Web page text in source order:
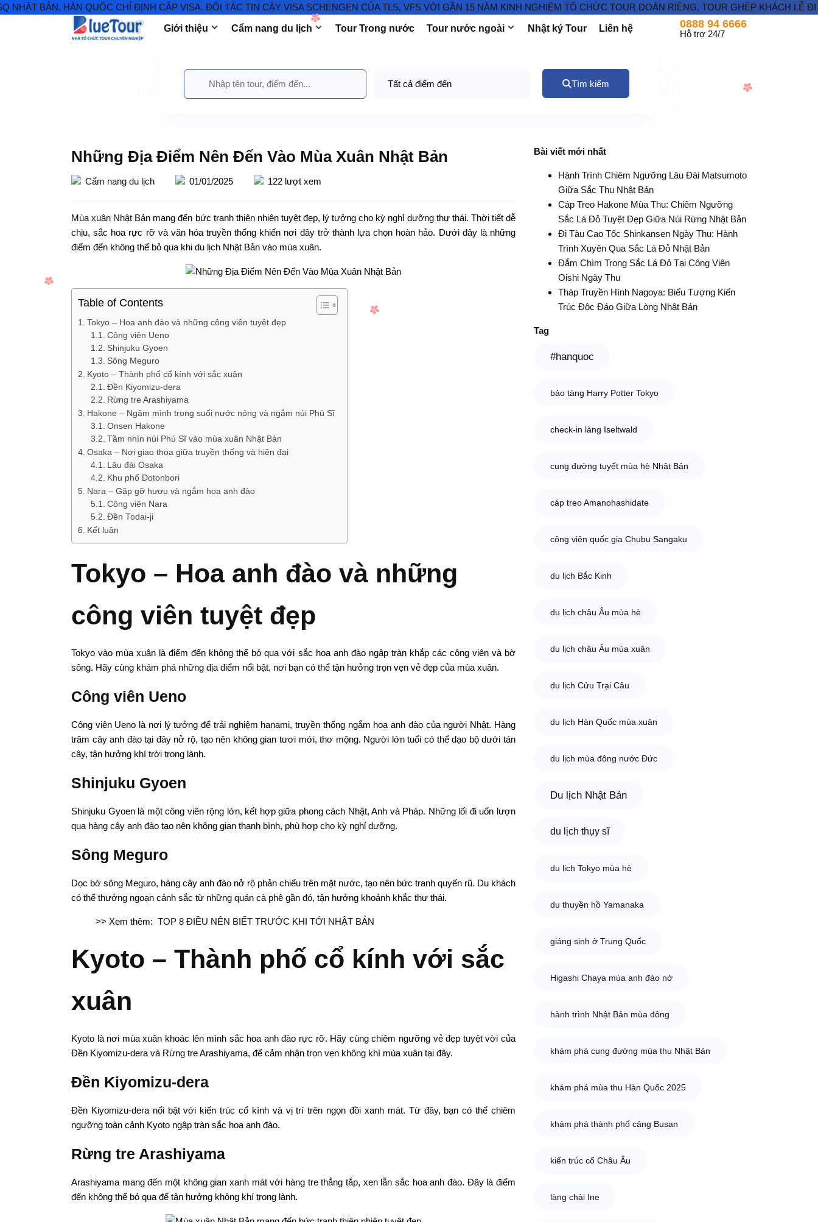
HÀN QUỐC CHỈ ĐỊNH CẤP VISA. ĐỐI TÁC TIN CẬY VISA SCHENGEN CỦA TLS, VFS VỚI GẦN 15 NĂM KINH NGHIỆM TỔ CHỨC TOUR ĐOÀN RIÊNG, TOUR GHÉP KHÁCH LẺ ĐI NHẬT
Giới thiệu Cẩm nang du lịch Tour Trong nước Tour nước ngoài Nhật ký Tour Liên hệ 0888 94 6666
Hỗ trợ 24/7
Tìm kiếm
Những Địa Điểm Nên Đến Vào Mùa Xuân Nhật Bản
Cẩm nang du lịch 01/01/2025 122 lượt xem
Mùa xuân Nhật Bản mang đến bức tranh thiên nhiên tuyệt đẹp, lý tưởng cho kỳ nghỉ dưỡng thư thái. Thời tiết dễ
chịu, sắc hoa rực rỡ và văn hóa truyền thống khiến nơi đây trở thành lựa chọn hoàn hảo. Dưới đây là những
điểm đến không thể bỏ qua khi du lịch Nhật Bản vào mùa xuân.
Table of Contents
Tokyo – Hoa anh đào và những công viên tuyệt đẹp
Công viên Ueno
Shinjuku Gyoen
Sông Meguro
Kyoto – Thành phố cổ kính với sắc xuân
Đền Kiyomizu-dera
Rừng tre Arashiyama
Hakone – Ngâm mình trong suối nước nóng và ngắm núi Phú Sĩ
Onsen Hakone
Tầm nhìn núi Phú Sĩ vào mùa xuân Nhật Bản
Osaka – Nơi giao thoa giữa truyền thống và hiện đại
Lâu đài Osaka
Khu phố Dotonbori
Nara – Gặp gỡ hươu và ngắm hoa anh đào
Công viên Nara
Đền Todai-ji
Kết luận
Tokyo – Hoa anh đào và những
công viên tuyệt đẹp
Tokyo vào mùa xuân là điểm đến không thể bỏ qua với sắc hoa anh đào ngập tràn khắp các công viên và bờ
sông. Hãy cùng khám phá những địa điểm nổi bật, nơi bạn có thể tận hưởng trọn vẹn vẻ đẹp của mùa xuân.
Công viên Ueno
Công viên Ueno là nơi lý tưởng để trải nghiệm hanami, truyền thống ngắm hoa anh đào của người Nhật. Hàng
trăm cây anh đào tại đây nở rộ, tạo nên không gian tươi mới, thơ mộng. Người lớn tuổi có thể dạo bộ dưới tán
cây, tận hưởng khí trời trong lành.
Shinjuku Gyoen
Shinjuku Gyoen là một công viên rộng lớn, kết hợp giữa phong cách Nhật, Anh và Pháp. Những lối đi uốn lượn
qua hàng cây anh đào tạo nên không gian thanh bình, phù hợp cho kỳ nghỉ dưỡng.
Sông Meguro
Dọc bờ sông Meguro, hàng cây anh đào nở rộ phản chiếu trên mặt nước, tạo nên bức tranh quyến rũ. Du khách
có thể thưởng ngoạn cảnh sắc từ những quán cà phê gần đó, tận hưởng khoảnh khắc thư thái.
>> Xem thêm: TOP 8 ĐIỀU NÊN BIẾT TRƯỚC KHI TỚI NHẬT BẢN
Kyoto – Thành phố cổ kính với sắc
xuân
Kyoto là nơi mùa xuân khoác lên mình sắc hoa anh đào rực rỡ. Hãy cùng chiêm ngưỡng vẻ đẹp tuyệt vời của
Đền Kiyomizu-dera và Rừng tre Arashiyama, để cảm nhận trọn vẹn không khí mùa xuân tại đây.
Đền Kiyomizu-dera
Đền Kiyomizu-dera nổi bật với kiến trúc cổ kính và vị trí trên ngọn đồi xanh mát. Từ đây, bạn có thể chiêm
ngưỡng toàn cảnh Kyoto ngập tràn sắc hoa anh đào.
Rừng tre Arashiyama
Arashiyama mang đến một không gian xanh mát với hàng tre thẳng tắp, xen lẫn sắc hoa anh đào. Đây là điểm
đến không thể bỏ qua để tận hưởng không khí trong lành.
Bài viết mới nhất
Hành Trình Chiêm Ngưỡng Lâu Đài Matsumoto
Giữa Sắc Thu Nhật Bản
Cáp Treo Hakone Mùa Thu: Chiêm Ngưỡng
Sắc Lá Đỏ Tuyệt Đẹp Giữa Núi Rừng Nhật Bản
Đi Tàu Cao Tốc Shinkansen Ngày Thu: Hành
Trình Xuyên Qua Sắc Lá Đỏ Nhật Bản
Đắm Chìm Trong Sắc Lá Đỏ Tại Công Viên
Oishi Ngày Thu
Tháp Truyền Hình Nagoya: Biểu Tượng Kiến
Trúc Độc Đáo Giữa Lòng Nhật Bản
Tag
#hanquoc
bảo tàng Harry Potter Tokyo
check-in làng Iseltwald
cung đường tuyết mùa hè Nhật Bản
cáp treo Amanohashidate
công viên quốc gia Chubu Sangaku
du lịch Bắc Kinh
du lịch châu Âu mùa hè
du lịch châu Âu mùa xuân
du lịch Cửu Trại Câu
du lịch Hàn Quốc mùa xuân
du lịch mùa đông nước Đức
Du lịch Nhật Bản
du lịch thụy sĩ
du lịch Tokyo mùa hè
du thuyền hồ Yamanaka
giáng sinh ở Trung Quốc
Higashi Chaya mùa anh đào nở
hành trình Nhật Bản mùa đông
khám phá cung đường mùa thu Nhật Bản
khám phá mùa thu Hàn Quốc 2025
khám phá thành phố cảng Busan
kiến trúc cổ Châu Âu
làng chài Ine